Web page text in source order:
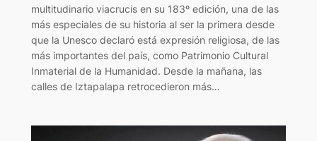
multitudinario viacrucis en su 183º edición, una de las
más especiales de su historia al ser la primera desde
que la Unesco declaró está expresión religiosa, de las
más importantes del país, como Patrimonio Cultural
Inmaterial de la Humanidad. Desde la mañana, las
calles de Iztapalapa retrocedieron más…